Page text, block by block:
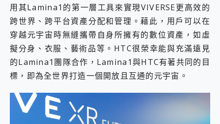
用其Lamina1的第一層工具來實現VIVERSE更高效的
跨世界、跨平台資產分配和管理。藉此，用戶可以在
穿越元宇宙時無縫攜帶自身所擁有的數位資產，如虛
擬分身、衣服、藝術品等。HTC很榮幸能與充滿遠見
的Lamina1團隊合作，Lamina1與HTC有著共同的目
標，即為全世界打造一個開放且互通的元宇宙。